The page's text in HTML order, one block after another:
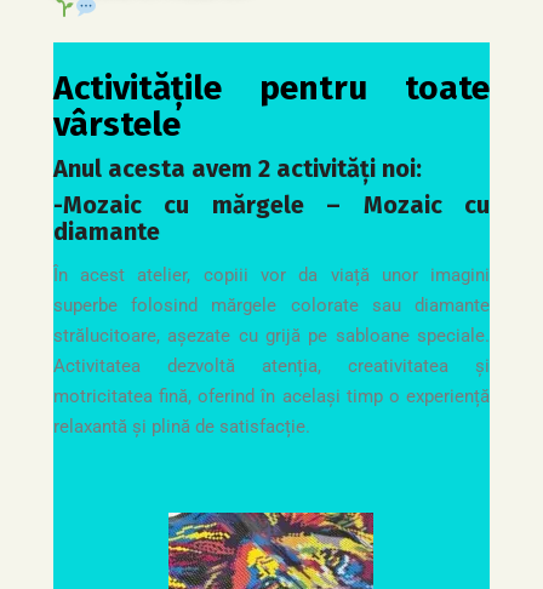
Activitățile pentru toate
vârstele
Anul acesta avem 2 activități noi:
-Mozaic cu mărgele – Mozaic cu
diamante
În acest atelier, copiii vor da viață unor imagini
superbe folosind mărgele colorate sau diamante
strălucitoare, așezate cu grijă pe sabloane speciale.
Activitatea dezvoltă atenția, creativitatea și
motricitatea fină, oferind în același timp o experiență
relaxantă și plină de satisfacție.